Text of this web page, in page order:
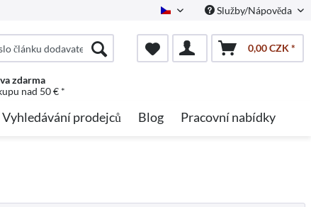
Czech Služby/Nápověda
0,00 CZK *
zdarma
nad 50 € *
Vyhledávání prodejců Blog Pracovní nabídky